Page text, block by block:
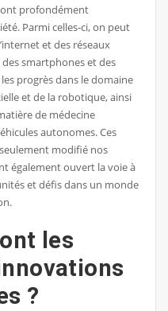
profondément
Parmi celles-ci, on peut
et des réseaux
smartphones et des
progrès dans le domaine
et de la robotique, ainsi
de médecine
autonomes. Ces
modifié nos
également ouvert la voie à
et défis dans un monde
les
?